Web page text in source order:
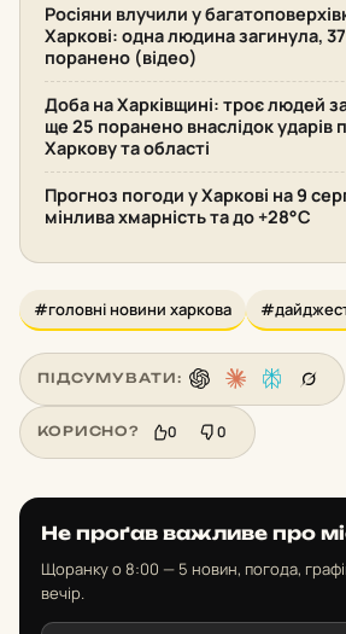
Росіяни влучили у
Харкові: одна людина загинула, 37
поранено (відео)
Доба на Харківщині: троє людей
ще 25 поранено внаслідок ударів
Харкову та області
Прогноз погоди у Харкові на 9
мінлива хмарність та до +28°С
#головні новини харкова
ПІДСУМУВАТИ:
КОРИСНО? 0 0
Не проґав важливе про
Щоранку о 8:00 — 5 новин, погода,
вечір.